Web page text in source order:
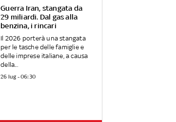
Guerra Iran, stangata da
29 miliardi. Dal gas alla
benzina, i rincari
Il 2026 porterà una stangata
per le tasche delle famiglie e
delle imprese italiane, a causa
della...
26 lug - 06:30